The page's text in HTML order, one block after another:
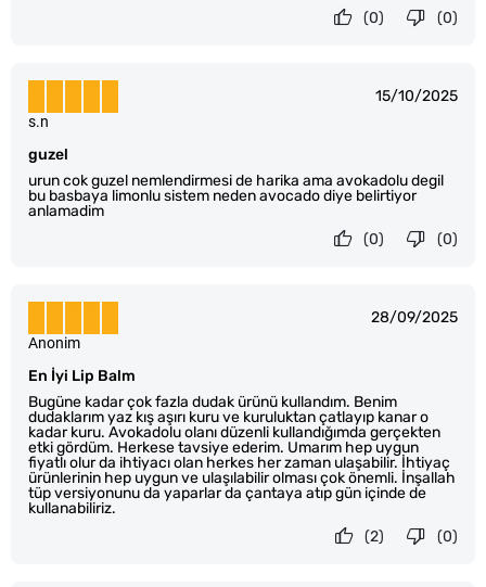
(0)
(0)
15/10/2025
guzel
urun cok guzel nemlendirmesi de harika ama avokadolu degil
bu basbaya limonlu sistem neden avocado diye belirtiyor
anlamadim
s.n
(0)
(0)
28/09/2025
En İyi Lip Balm
Bugüne kadar çok fazla dudak ürünü kullandım. Benim
dudaklarım yaz kış aşırı kuru ve kuruluktan çatlayıp kanar o
kadar kuru. Avokadolu olanı düzenli kullandığımda gerçekten
etki gördüm. Herkese tavsiye ederim. Umarım hep uygun
fiyatlı olur da ihtiyacı olan herkes her zaman ulaşabilir. İhtiyaç
ürünlerinin hep uygun ve ulaşılabilir olması çok önemli. İnşallah
tüp versiyonunu da yaparlar da çantaya atıp gün içinde de
kullanabiliriz.
Anonim
(0)
(2)